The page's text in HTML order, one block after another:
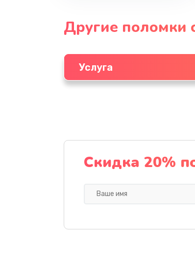
Другие поломки
Услуга
Скидка 20%